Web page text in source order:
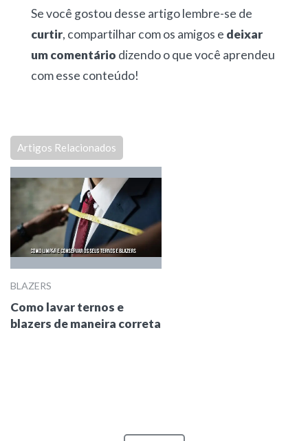
Se você gostou desse artigo lembre-se de
curtir, compartilhar com os amigos e deixar
um comentário dizendo o que você aprendeu
com esse conteúdo!
Artigos Relacionados
BLAZERS
Como lavar ternos e
blazers de maneira correta